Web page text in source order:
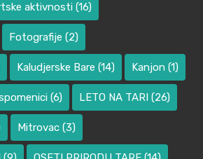
aktivnosti (16)
Fotografije (2)
Kaludjerske Bare (14) Kanjon (1)
(6) LETO NA TARI (26)
Mitrovac (3)